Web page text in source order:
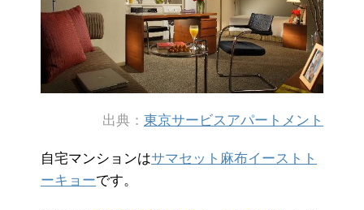
出典： 東京サービスアパートメント
自宅マンションはサマセット麻布イーストト
ーキョーです。